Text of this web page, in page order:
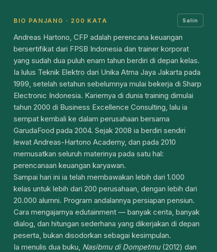
BIO PANJANG · 200 KATA Salin
Andreas Hartono, CFP adalah perencana keuangan
bersertifikat dari FPSB Indonesia dan trainer korporat
yang sudah dua puluh enam tahun berdiri di depan kelas.
Ia lulus Teknik Elektro dari Unika Atma Jaya Jakarta pada
1999, setelah setahun sebelumnya mulai bekerja di Sharp
Electronic Indonesia. Kariernya di dunia training dimulai
tahun 2000 di Business Excellence Consulting, lalu ia
sempat kembali ke dalam perusahaan bersama
GarudaFood pada 2004. Sejak 2008 ia berdiri sendiri
lewat Andreas-Hartono Academy, dan pada 2010
memusatkan seluruh materinya pada satu hal:
perencanaan keuangan karyawan.
Sampai hari ini ia telah membawakan lebih dari 1.000
kelas untuk lebih dari 200 perusahaan, dengan lebih dari
20.000 alumni. Program andalannya persiapan pensiun.
Cara mengajarnya edutainment — banyak cerita, banyak
dialog, dan hitungan sederhana yang dikerjakan di depan
peserta, bukan disodorkan sebagai kesimpulan.
Ia menulis dua buku, Nasibmu di Dompetmu(2012) dan